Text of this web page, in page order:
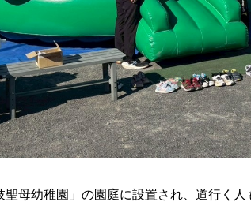
母幼稚園」の園庭に設置され、道行く